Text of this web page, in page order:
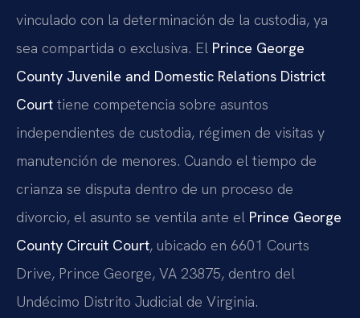
vinculado con la determinación de la custodia, ya
sea compartida o exclusiva. El Prince George
County Juvenile and Domestic Relations District
Court tiene competencia sobre asuntos
independientes de custodia, régimen de visitas y
manutención de menores. Cuando el tiempo de
crianza se disputa dentro de un proceso de
divorcio, el asunto se ventila ante el Prince George
County Circuit Court, ubicado en 6601 Courts
Drive, Prince George, VA 23875, dentro del
Undécimo Distrito Judicial de Virginia.